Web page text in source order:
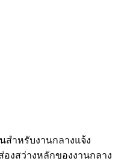
ำหรับงานกลางแจ้ง
งสว่างหลักของงานกลาง